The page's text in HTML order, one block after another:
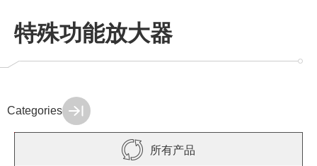
特殊功能放大器
所有产品
Categories